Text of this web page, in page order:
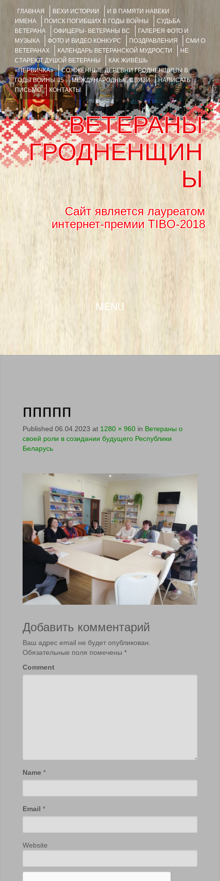
ГЛАВНАЯ ВЕХИ ИСТОРИИ
И В ПАМЯТИ НАВЕКИ
ИМЕНА
ПОИСК ПОГИБШИХ В ГОДЫ ВОЙНЫ
СУДЬБА
ВЕТЕРАНА
ОФИЦЕРЫ- ВЕТЕРАНЫ ВС
ГАЛЕРЕЯ ФОТО И
МУЗЫКА
ФОТО И ВИДЕО КОНКУРС ПОЗДРАВЛЕНИЯ
СМИ О
ВЕТЕРАНАХ
КАЛЕНДАРЬ ВЕТЕРАНСКОЙ МУДРОСТИ
НЕ
СТАРЕЮТ ДУШОЙ ВЕТЕРАНЫ
КАК ЖИВЁШЬ
«ПЕРВИЧКА»
СОЖЖЁННЫЕ ДЕРЕВНИ ГРОДНЕНЩИНЫ В
ГОДЫ ВОЙНЫ 35
МЕЖДУНАРОДНЫЕ СВЯЗИ
НАПИСАТЬ
ПИСЬМО
КОНТАКТЫ
ВЕТЕРАНЫ
ГРОДНЕНЩИН
Ы
Сайт является лауреатом
интернет-премии TIBO-2018
MENU
ппппп
Published 06.04.2023 at 1280 × 960 in Ветераны о
своей роли в созидании будущего Республики
Беларусь
Добавить комментарий
Ваш адрес email не будет опубликован.
Обязательные поля помечены *
Comment
Name *
Email *
Website